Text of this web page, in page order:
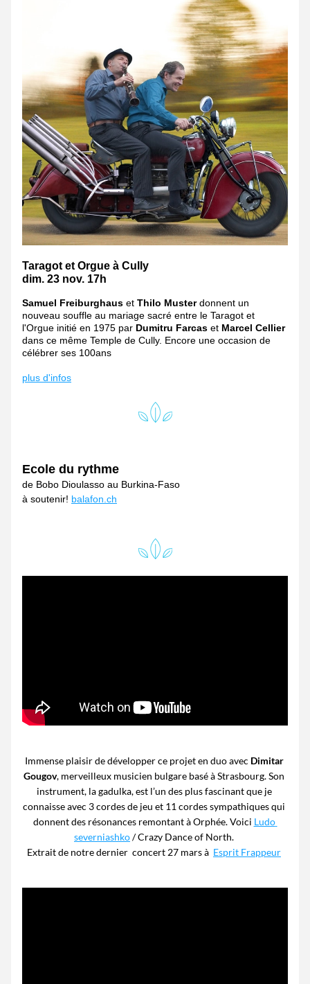
Taragot et Orgue à Cully
dim. 23 nov. 17h
Samuel Freiburghaus et Thilo Muster donnent un
nouveau souffle au mariage sacré entre le Taragot et
l'Orgue initié en 1975 par Dumitru Farcas et Marcel Cellier
dans ce même Temple de Cully. Encore une occasion de
célébrer ses 100ans
plus d'infos
Ecole du rythme
de Bobo Dioulasso au Burkina-Faso
à soutenir! balafon.ch
Immense plaisir de développer ce projet en duo avec Dimitar
Gougov, merveilleux musicien bulgare basé à Strasbourg. Son
instrument, la gadulka, est l’un des plus fascinant que je
connaisse avec 3 cordes de jeu et 11 cordes sympathiques qui
donnent des résonances remontant à Orphée. Voici Ludo
severniashko / Crazy Dance of North.
Extrait de notre dernier concert 27 mars à Esprit Frappeur